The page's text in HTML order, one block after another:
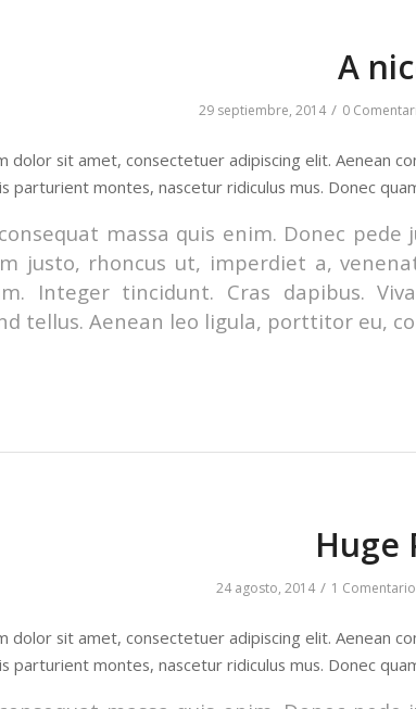
A
29 septiembre, 2014 / 0
dolor sit amet, consectetuer adipiscing elit. Aenean
parturient montes, nascetur ridiculus mus. Donec
massa quis enim. Donec
justo, rhoncus ut, imperdiet a,
Integer tincidunt. Cras dapibus.
tellus. Aenean leo ligula, porttitor eu,
Huge
24 agosto, 2014 / 1 Comentario
dolor sit amet, consectetuer adipiscing elit. Aenean
parturient montes, nascetur ridiculus mus. Donec